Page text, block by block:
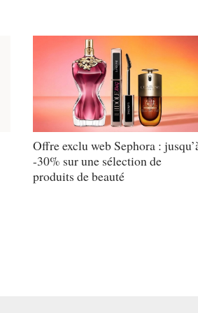
Offre exclu web Sephora :
-30% sur une sélection de
produits de beauté